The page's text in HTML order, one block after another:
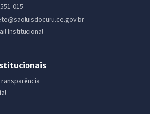
015
Institucional